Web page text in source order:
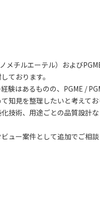
メチルエーテル）および
ております。
験はあるものの、PGME /
知見を整理したいと考えてお
技術、用途ごとの品質設計
ュー案件として追加でご相